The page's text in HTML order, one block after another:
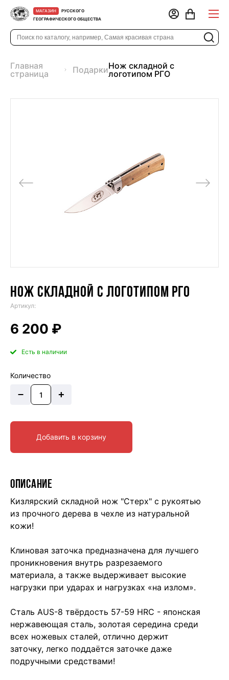
МАГАЗИН
РУССКОГО
ГЕОГРАФИЧЕСКОГО ОБЩЕСТВА
Главная
страница
ПодаркиНож складной с
логотипом РГО
НОЖ СКЛАДНОЙ С ЛОГОТИПОМ РГО
Артикул:
6 200 ₽
Есть в наличии
Количество
– +
Добавить в корзину
ОПИСАНИЕ
Кизлярский складной нож "Стерх" с рукоятью
из прочного дерева в чехле из натуральной
кожи!
Клиновая заточка предназначена для лучшего
проникновения внутрь разрезаемого
материала, а также выдерживает высокие
нагрузки при ударах и нагрузках «на излом».
Сталь АUS-8 твёрдость 57-59 HRC - японская
нержавеющая сталь, золотая середина среди
всех ножевых сталей, отлично держит
заточку, легко поддаётся заточке даже
подручными средствами!